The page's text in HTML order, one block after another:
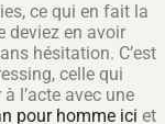
ce qui en fait la
deviez en avoir
hésitation. C’est
celle qui
l’acte avec une
pour homme ici et